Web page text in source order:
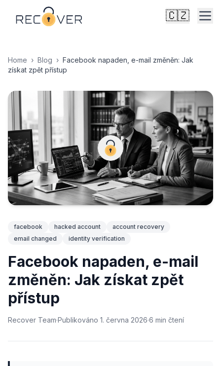
🇨🇿
Home › Blog › Facebook napaden, e-mail změněn: Jak
získat zpět přístup
facebook hacked account
account recovery
email changed
identity verification
Facebook napaden, e-mail
změněn: Jak získat zpět
přístup
Recover Team·Publikováno 1. června 2026·6 min čtení